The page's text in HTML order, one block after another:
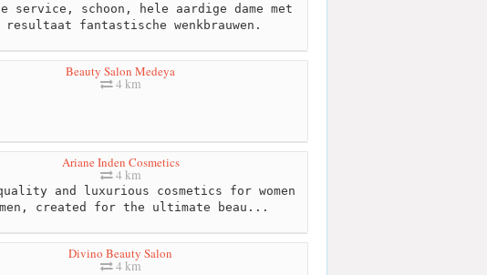
service, schoon, hele aardige dame met
resultaat fantastische wenkbrauwen.
Beauty Salon Medeya
4 km
Ariane Inden Cosmetics
4 km
and luxurious cosmetics for women
men, created for the ultimate beau...
Divino Beauty Salon
4 km